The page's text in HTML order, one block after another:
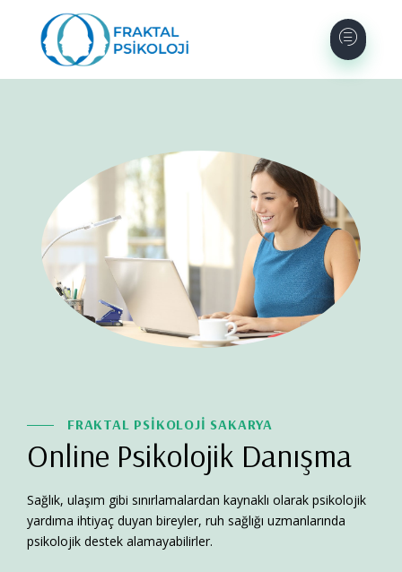
FRAKTAL PSİKOLOJİ SAKARYA
Online Psikolojik Danışma
Sağlık, ulaşım gibi sınırlamalardan kaynaklı olarak psikolojik
yardıma ihtiyaç duyan bireyler, ruh sağlığı uzmanlarında
psikolojik destek alamayabilirler.